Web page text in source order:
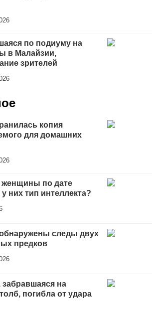
по подиуму на
в Малайзии,
зрителей
копия
для домашних
по дате
них тип интеллекта?
следы двух
предков
забравшаяся на
погибла от удара